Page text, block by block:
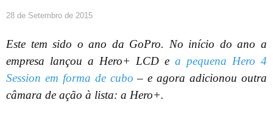
28 de Setembro de 2015
Este tem sido o ano da GoPro. No início do ano a
empresa lançou a Hero+ LCD e a pequena Hero 4
Session em forma de cubo – e agora adicionou outra
câmara de ação à lista: a Hero+.